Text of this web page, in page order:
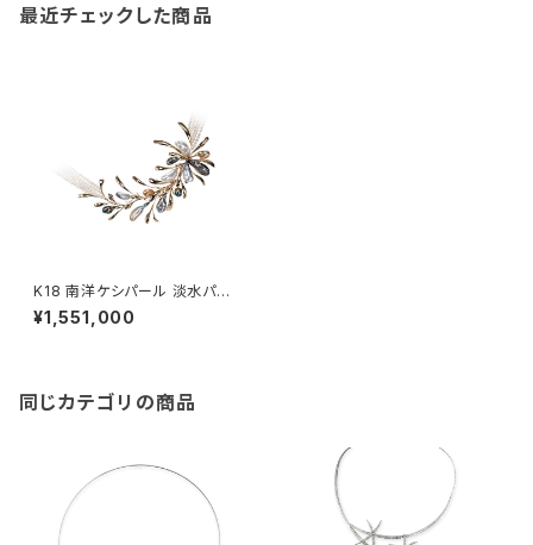
最近チェックした商品
K18 南洋ケシパール 淡水パー
ル ネックレス
¥1,551,000
同じカテゴリの商品